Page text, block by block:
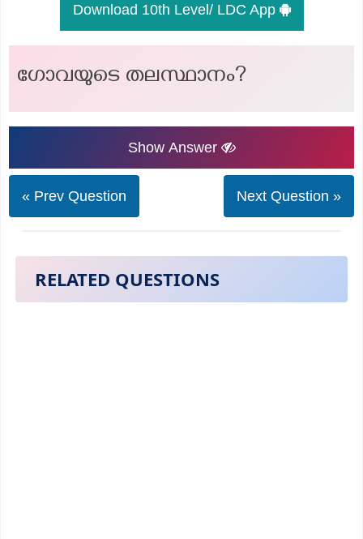
Download 10th Level/ LDC App
ഗോവയുടെ തലസ്ഥാനം?
Show Answer
« Prev Question Next Question »
RELATED QUESTIONS